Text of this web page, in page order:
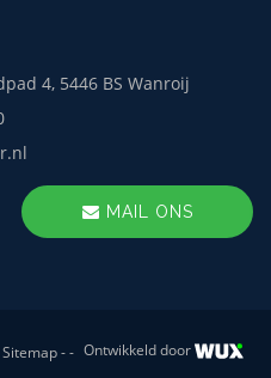
4, 5446 BS Wanroij
MAIL ONS
Sitemap-- Ontwikkeld door